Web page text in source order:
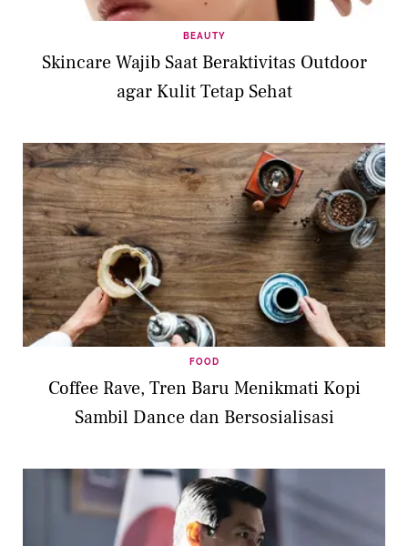
BEAUTY
Skincare Wajib Saat Beraktivitas Outdoor
agar Kulit Tetap Sehat
FOOD
Coffee Rave, Tren Baru Menikmati Kopi
Sambil Dance dan Bersosialisasi